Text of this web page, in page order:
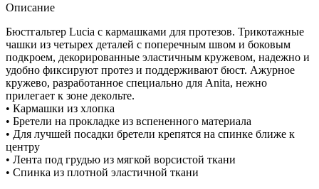
Описание
Бюстгальтер Lucia с кармашками для протезов. Трикотажные
чашки из четырех деталей с поперечным швом и боковым
подкроем, декорированные эластичным кружевом, надежно и
удобно фиксируют протез и поддерживают бюст. Ажурное
кружево, разработанное специально для Anita, нежно
прилегает к зоне декольте.
• Кармашки из хлопка
• Бретели на прокладке из вспененного материала
• Для лучшей посадки бретели крепятся на спинке ближе к
центру
• Лента под грудью из мягкой ворсистой ткани
• Спинка из плотной эластичной ткани